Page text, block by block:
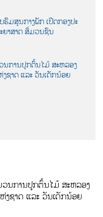
ຮົມສູນກາງພັກ ເປີດກອງປະ
ຍາສາດ ສຶ່ມວນຊົນ
ນການປູກຕົ້ນໄມ້ ສະຫລອງ
ຊາດ ແລະ ວັນເດັກນ້ອຍ
ວນການປູກຕົ້ນໄມ້ ສະຫລອງ
ຊາດ ແລະ ວັນເດັກນ້ອຍ